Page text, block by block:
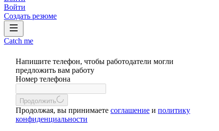
Войти
Создать резюме
Catch me
Напишите телефон, чтобы работодатели могли
предложить вам работу
Номер телефона
Продолжить
Продолжая, вы принимаете соглашение и политику
конфиденциальности